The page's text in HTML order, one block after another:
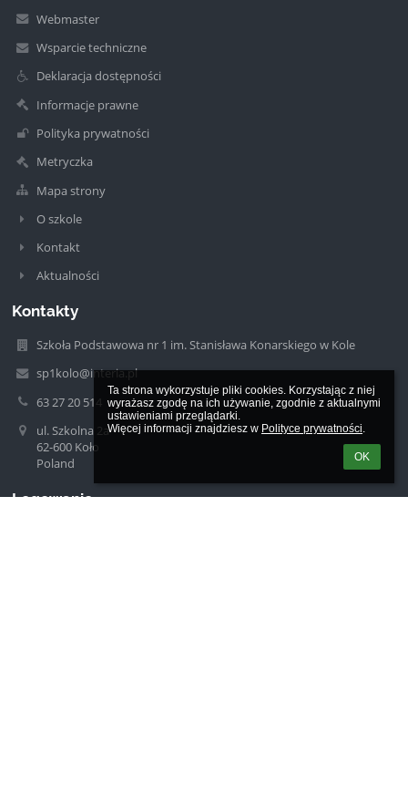
Ta strona wykorzystuje pliki cookies. Korzystając z niej
wyrażasz zgodę na ich używanie, zgodnie z aktualnymi
ustawieniami przeglądarki.
Więcej informacji znajdziesz w Polityce prywatności.
OK
Webmaster
Wsparcie techniczne
Deklaracja dostępności
Informacje prawne
Polityka prywatności
Metryczka
Mapa strony
O szkole
Kontakt
Aktualności
Kontakty
Szkoła Podstawowa nr 1 im. Stanisława Konarskiego w Kole
sp1kolo@interia.pl
63 27 20 514
ul. Szkolna 2a
62-600 Koło
Poland
Logowanie